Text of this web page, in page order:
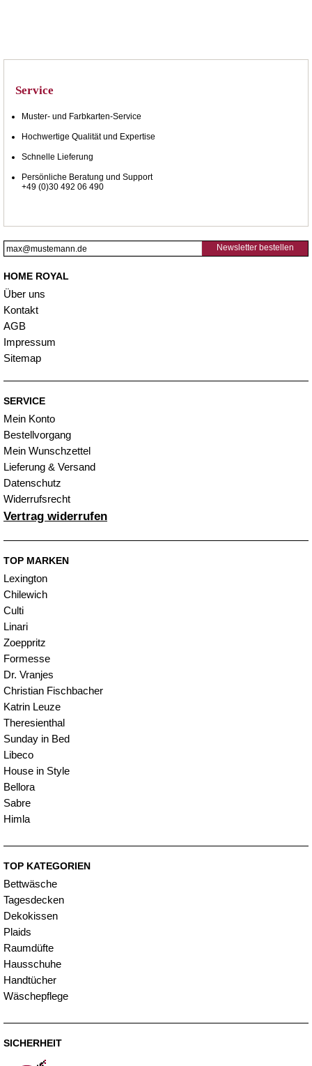
Service
Muster- und Farbkarten-Service
Hochwertige Qualität und Expertise
Schnelle Lieferung
Persönliche Beratung und Support
+49 (0)30 492 06 490
Newsletter bestellen
HOME ROYAL
Über uns
Kontakt
AGB
Impressum
Sitemap
SERVICE
Mein Konto
Bestellvorgang
Mein Wunschzettel
Lieferung & Versand
Datenschutz
Widerrufsrecht
Vertrag widerrufen
TOP MARKEN
Lexington
Chilewich
Culti
Linari
Zoeppritz
Formesse
Dr. Vranjes
Christian Fischbacher
Katrin Leuze
Theresienthal
Sunday in Bed
Libeco
House in Style
Bellora
Sabre
Himla
TOP KATEGORIEN
Bettwäsche
Tagesdecken
Dekokissen
Plaids
Raumdüfte
Hausschuhe
Handtücher
Wäschepflege
SICHERHEIT